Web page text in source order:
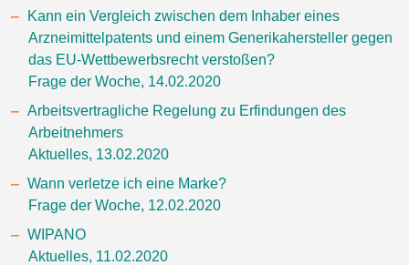
Kann ein Vergleich zwischen dem Inhaber eines
Arzneimittelpatents und einem Generikahersteller gegen
das EU-Wettbewerbsrecht verstoßen?
Frage der Woche, 14.02.2020
Arbeitsvertragliche Regelung zu Erfindungen des
Arbeitnehmers
Aktuelles, 13.02.2020
Wann verletze ich eine Marke?
Frage der Woche, 12.02.2020
WIPANO
Aktuelles, 11.02.2020